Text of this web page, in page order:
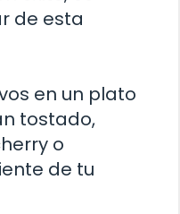
de esta
en un plato
tostado,
o
de tu